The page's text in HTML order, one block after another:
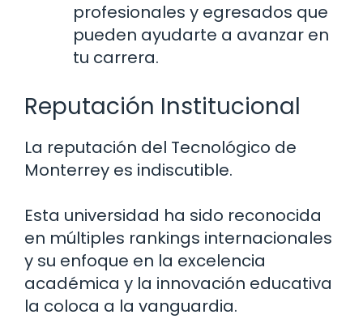
profesionales y egresados que
pueden ayudarte a avanzar en
tu carrera.
Reputación Institucional
La reputación del Tecnológico de
Monterrey es indiscutible.
Esta universidad ha sido reconocida
en múltiples rankings internacionales
y su enfoque en la excelencia
académica y la innovación educativa
la coloca a la vanguardia.